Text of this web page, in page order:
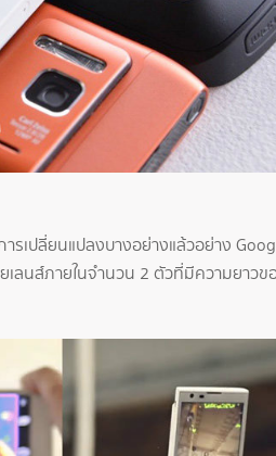
ารเปลี่ยนแปลงบางอย่างแล้วอย่าง
เลนส์ภายในจำนวน 2 ตัวที่มีความยา